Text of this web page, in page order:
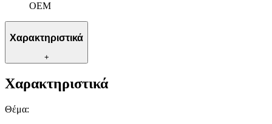
OEM
Χαρακτηριστικά
+
Χαρακτηριστικά
Θέμα: